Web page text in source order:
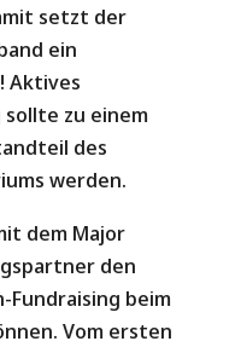
setzt der
ein
Aktives
zu einem
des
werden.
dem Major
den
beim
Vom ersten